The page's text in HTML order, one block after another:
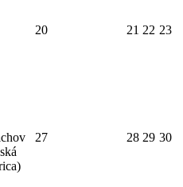
20 21 22 23
27 28 29 30